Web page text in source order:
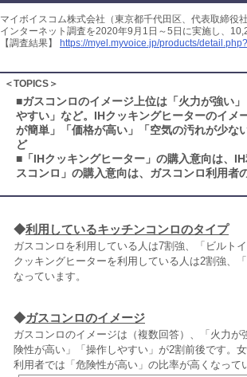
マイボイスコム株式会社（東京都千代田区、代表取締役
インターネット調査を2020年9月1日～5日に実施し、
【調査結果】
https://myel.myvoice.jp/products/
＜TOPICS＞
■ガスコンロのイメージ上位は「火力が強い
やすい」など。IHクッキングヒーターのイメ
が簡単」「価格が高い」「空気の汚れが少な
ど
■ 「IHクッキングヒーター」の購入意向は、
スコンロ」の購入意向は、ガスコンロ利用者
◆利用しているキッチンコンロのタイプ
ガスコンロを利用している人は7割強、「ビルト
クッキングヒーターを利用している人は2割強、
なっています。
◆ガスコンロのイメージ
ガスコンロのイメージは（複数回答）、「火力
険性が高い」「操作しやすい」が2割前後です。
利用者では「危険性が高い」の比率が高くなって